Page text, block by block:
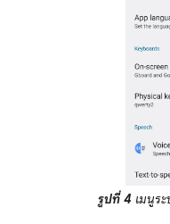
รูปที่ 4 เมนูร